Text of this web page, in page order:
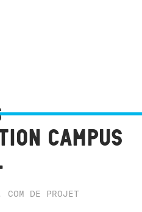
Campus
DE PROJET